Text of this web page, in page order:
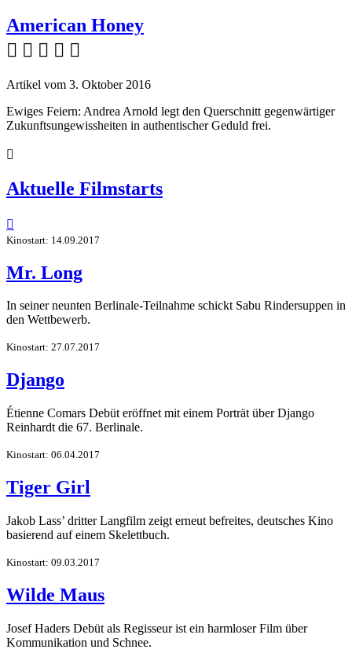
American Honey
    
Artikel vom 3. Oktober 2016
Ewiges Feiern: Andrea Arnold legt den Querschnitt gegenwärtiger
Zukunftsungewissheiten in authentischer Geduld frei.

Aktuelle Filmstarts

Kinostart: 14.09.2017
Mr. Long
In seiner neunten Berlinale-Teilnahme schickt Sabu Rindersuppen in
den Wettbewerb.
Kinostart: 27.07.2017
Django
Étienne Comars Debüt eröffnet mit einem Porträt über Django
Reinhardt die 67. Berlinale.
Kinostart: 06.04.2017
Tiger Girl
Jakob Lass’ dritter Langfilm zeigt erneut befreites, deutsches Kino
basierend auf einem Skelettbuch.
Kinostart: 09.03.2017
Wilde Maus
Josef Haders Debüt als Regisseur ist ein harmloser Film über
Kommunikation und Schnee.